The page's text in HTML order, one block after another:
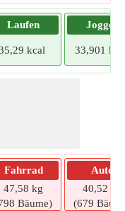
Laufen
kcal
Joggen
33,901
Fahrrad
47,58 kg
Bäume)
Auto
40,52 kg
(679